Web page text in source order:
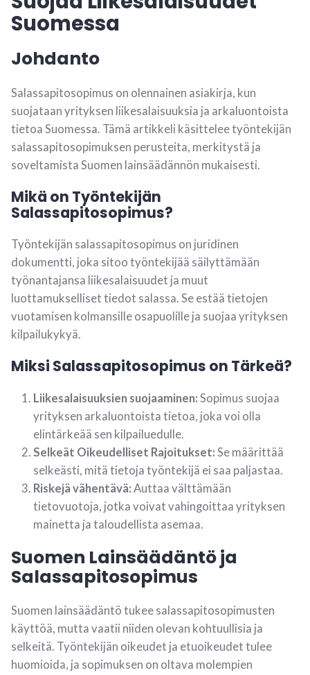
Suomessa
Johdanto
Salassapitosopimus on olennainen asiakirja, kun
suojataan yrityksen liikesalaisuuksia ja arkaluontoista
tietoa Suomessa. Tämä artikkeli käsittelee työntekijän
salassapitosopimuksen perusteita, merkitystä ja
soveltamista Suomen lainsäädännön mukaisesti.
Mikä on Työntekijän
Salassapitosopimus?
Työntekijän salassapitosopimus on juridinen
dokumentti, joka sitoo työntekijää säilyttämään
työnantajansa liikesalaisuudet ja muut
luottamukselliset tiedot salassa. Se estää tietojen
vuotamisen kolmansille osapuolille ja suojaa yrityksen
kilpailukykyä.
Miksi Salassapitosopimus on Tärkeä?
Liikesalaisuuksien suojaaminen: Sopimus suojaa
yrityksen arkaluontoista tietoa, joka voi olla
elintärkeää sen kilpailuedulle.
Selkeät Oikeudelliset Rajoitukset: Se määrittää
selkeästi, mitä tietoja työntekijä ei saa paljastaa.
Riskejä vähentävä: Auttaa välttämään
tietovuotoja, jotka voivat vahingoittaa yrityksen
mainetta ja taloudellista asemaa.
Suomen Lainsäädäntö ja
Salassapitosopimus
Suomen lainsäädäntö tukee salassapitosopimusten
käyttöä, mutta vaatii niiden olevan kohtuullisia ja
selkeitä. Työntekijän oikeudet ja etuoikeudet tulee
huomioida, ja sopimuksen on oltava molempien